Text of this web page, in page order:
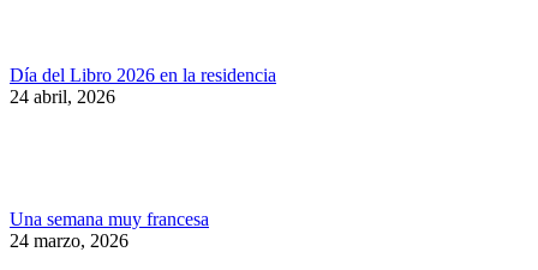
Día del Libro 2026 en la residencia
24 abril, 2026
Una semana muy francesa
24 marzo, 2026